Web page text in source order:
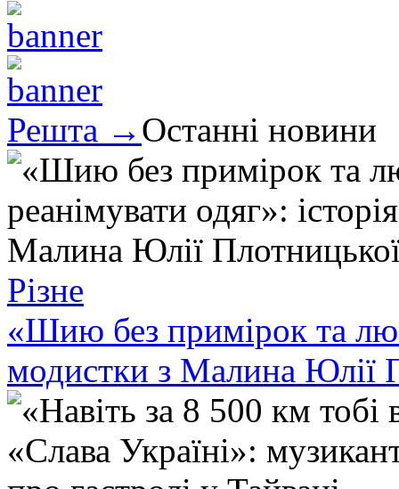
Решта → Останні новини
Різне
«Шию без примірок та
модистки з Малина Юлії